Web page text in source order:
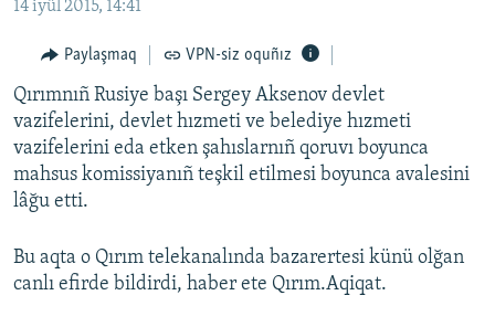
İNSAN AQLARI
VİDEO
SÜRET
BLOGLAR
FİKİR
Українською
14 iyül 2015, 14:41
Paylaşmaq VPN-siz oquñız
Qırımnıñ Rusiye başı Sergey Aksenov devlet
vazifelerini, devlet hızmeti ve belediye hızmeti
vazifelerini eda etken şahıslarnıñ qoruvı boyunca
mahsus komissiyanıñ teşkil etilmesi boyunca avalesini
lâğu etti.
Bu aqta o Qırım telekanalında bazarertesi künü olğan
canlı efirde bildirdi, haber ete Qırım.Aqiqat.